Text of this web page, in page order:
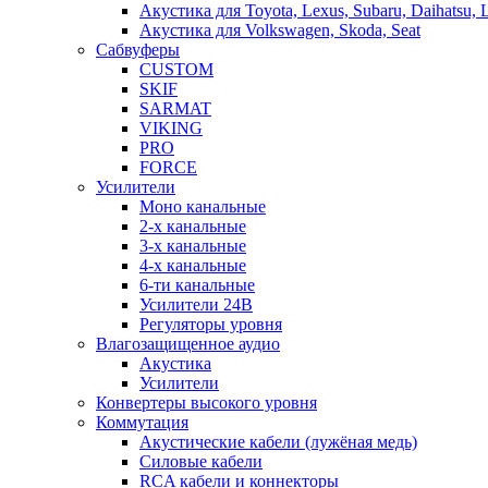
Акустика для Toyota, Lexus, Subaru, Daihatsu,
Акустика для Volkswagen, Skoda, Seat
Сабвуферы
CUSTOM
SKIF
SARMAT
VIKING
PRO
FORCE
Усилители
Моно канальные
2-х канальные
3-х канальные
4-х канальные
6-ти канальные
Усилители 24В
Регуляторы уровня
Влагозащищенное аудио
Акустика
Усилители
Конвертеры высокого уровня
Коммутация
Акустические кабели (лужёная медь)
Силовые кабели
RCA кабели и коннекторы